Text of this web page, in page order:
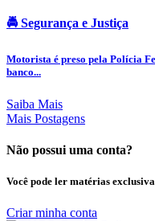
🚔 Segurança e Justiça
Motorista é preso pela Polícia
banco...
Saiba Mais
Mais Postagens
Não possui uma conta?
Você pode ler matérias
Criar minha conta